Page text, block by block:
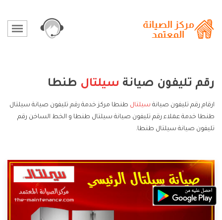
رقم تليفون صيانة سيلتال طنطا
ارقام رقم تليفون صيانة سيلتال طنطا مركز خدمة رقم تليفون صيانة سيلتال
طنطا خدمة عملاء رقم تليفون صيانة سيلتال طنطا و الخط الساخن رقم
تليفون صيانة سيلتال طنطا.